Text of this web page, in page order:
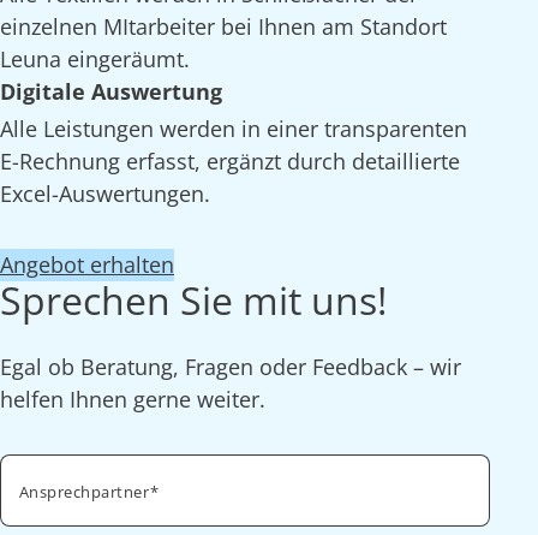
einzelnen MItarbeiter bei Ihnen am Standort
Leuna eingeräumt.
Digitale Auswertung
Alle Leistungen werden in einer transparenten
E-Rechnung erfasst, ergänzt durch detaillierte
Excel-Auswertungen.
Angebot erhalten
Sprechen Sie mit uns!
Egal ob Beratung, Fragen oder Feedback – wir
helfen Ihnen gerne weiter.
Ansprechpartner